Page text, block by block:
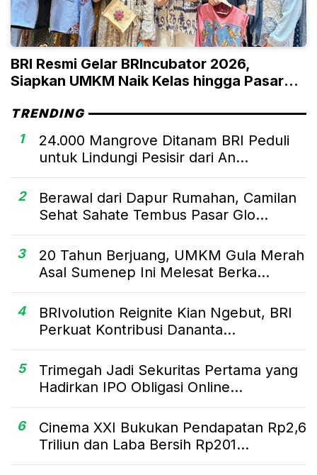
BRI Resmi Gelar BRIncubator 2026,
Siapkan UMKM Naik Kelas hingga Pasar
TRENDING
1
24.000 Mangrove Ditanam BRI Peduli
untuk Lindungi Pesisir dari An...
2
Berawal dari Dapur Rumahan, Camilan
Sehat Sahate Tembus Pasar Glo...
3
20 Tahun Berjuang, UMKM Gula Merah
Asal Sumenep Ini Melesat Berka...
4
BRIvolution Reignite Kian Ngebut, BRI
Perkuat Kontribusi Dananta...
5
Trimegah Jadi Sekuritas Pertama yang
Hadirkan IPO Obligasi Online...
6
Cinema XXI Bukukan Pendapatan Rp2,6
Triliun dan Laba Bersih Rp201...